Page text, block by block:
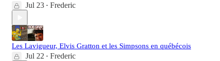
Jul 23 • Frederic
Les Lavigueur, Elvis Gratton et les Simpsons en québécois
Jul 22 • Frederic